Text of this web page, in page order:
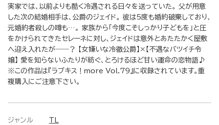
実家では、以前よりも酷く冷遇される日々を送っていた。 父が用意
した次の結婚相手は、公爵のジェイド。 彼は5度も婚約破棄しており、
元婚約者殺しの噂も…。 家族から「今度こそしっかり子どもを」と圧
をかけられてきたセレーネに対し、ジェイドは意外とあたたかく屋敷
へ迎え入れたが――？ 【女嫌いな冷徹公爵】×【不遇なバツイチ令
嬢】 愛を知らないふたりが紡ぐ、とろけるほど甘い運命の恋物語♪
※この作品は『ラブキス！more Vol.79』に収録されています。重
複購入にご注意下さい。
ジャンル